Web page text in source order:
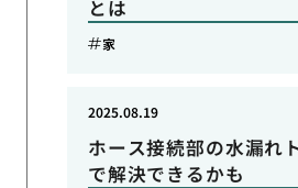
とは
家
ホース接続部の水漏れ
で解決できるかも
2025.08.19